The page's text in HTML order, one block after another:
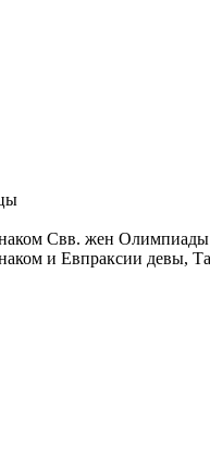
Свв. жен Олимпиады
и Евпраксии девы,